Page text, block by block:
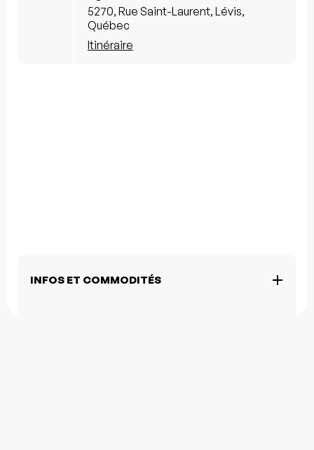
5270, Rue Saint-Laurent, Lévis,
Québec
Itinéraire
INFOS ET COMMODITÉS